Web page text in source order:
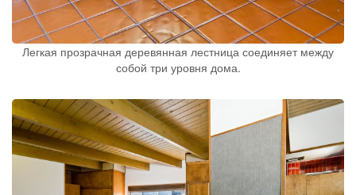
Легкая прозрачная деревянная лестница соединяет между
собой три уровня дома.